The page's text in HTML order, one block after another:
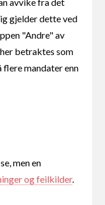
gjelder dette ved
"Andre" av
betraktes som
mandater enn
men en
og feilkilder.